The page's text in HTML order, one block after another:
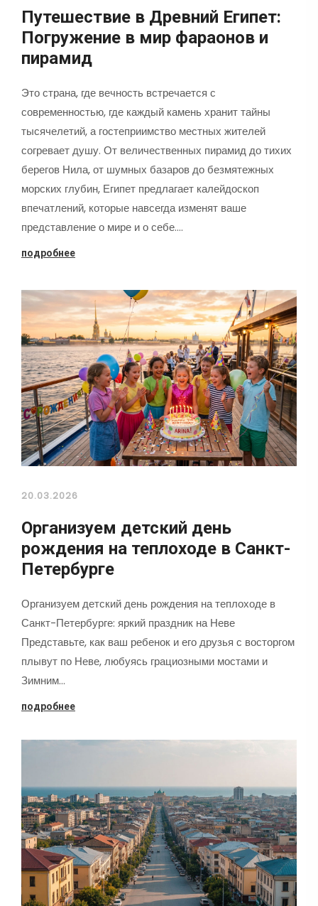
Путешествие в Древний Египет:
Погружение в мир фараонов и
пирамид
Это страна, где вечность встречается с
современностью, где каждый камень хранит тайны
тысячелетий, а гостеприимство местных жителей
согревает душу. От величественных пирамид до тихих
берегов Нила, от шумных базаров до безмятежных
морских глубин, Египет предлагает калейдоскоп
впечатлений, которые навсегда изменят ваше
представление о мире и о себе.…
подробнее
20.03.2026
Организуем детский день
рождения на теплоходе в Санкт-
Петербурге
Организуем детский день рождения на теплоходе в
Санкт-Петербурге: яркий праздник на Неве
Представьте, как ваш ребенок и его друзья с восторгом
плывут по Неве, любуясь грациозными мостами и
Зимним…
подробнее